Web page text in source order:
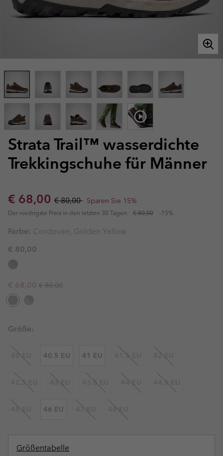
Strata Trail™ wasserdichte
Trekkingschuhe für Männer
Sale price:
€ 68,00 Regular price:
€ 80,00 Sparen Sie 15%
Der niedrigste Preis in den letzten 30 Tagen: € 80,00 -15%
Farbe: Cordovan, Golden Yellow
€ 80,00
Sale price:
€ 68,00 Regular price:
€ 80,00
Größe:
40 EU 40.5 EU 41 EU 41.5 EU 42 EU
42.5 EU 43 EU 43.5 EU 44 EU 44.5 EU
45 EU 46 EU 47 EU 48 EU
Größentabelle